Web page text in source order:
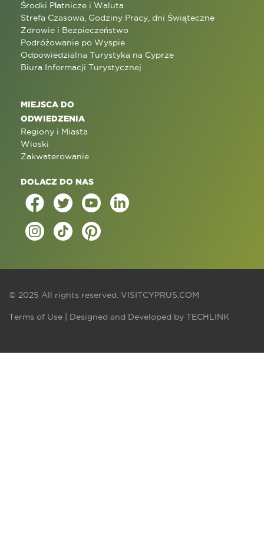
Środki Płatnicze i Waluta
Strefa Czasowa, Godziny Pracy, dni Świąteczne
Zdrowie i Bezpieczeństwo
Podróżowanie po Wyspie
Odpowiedzialna Turystyka na Cyprze
Biura Informacji Turystycznej
MIEJSCA DO
ODWIEDZENIA
Regiony i Miasta
Wioski
Zakwaterowanie
DOLACZ DO NAS
© 2025 All rights reserved. VISITCYPRUS.COM
Terms of Use | Designed and Developed by TECHLINK